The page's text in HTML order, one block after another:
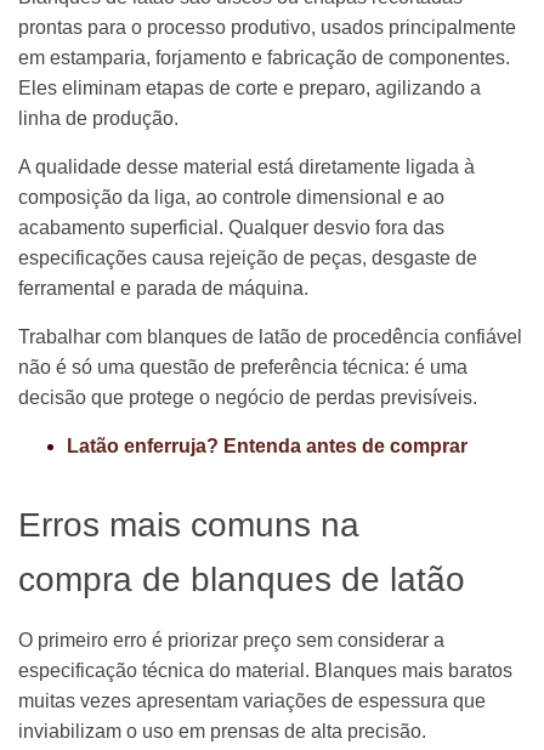
prontas para o processo produtivo, usados principalmente
em estamparia, forjamento e fabricação de componentes.
Eles eliminam etapas de corte e preparo, agilizando a
linha de produção.
A qualidade desse material está diretamente ligada à
composição da liga, ao controle dimensional e ao
acabamento superficial. Qualquer desvio fora das
especificações causa rejeição de peças, desgaste de
ferramental e parada de máquina.
Trabalhar com blanques de latão de procedência confiável
não é só uma questão de preferência técnica: é uma
decisão que protege o negócio de perdas previsíveis.
Latão enferruja? Entenda antes de comprar
Erros mais comuns na
compra de blanques de latão
O primeiro erro é priorizar preço sem considerar a
especificação técnica do material. Blanques mais baratos
muitas vezes apresentam variações de espessura que
inviabilizam o uso em prensas de alta precisão.